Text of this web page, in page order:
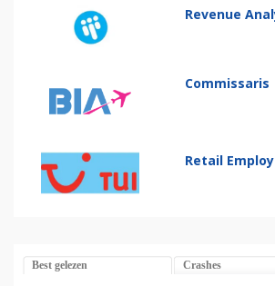
Revenue
Commissaris
Retail
Best gelezen Crashes